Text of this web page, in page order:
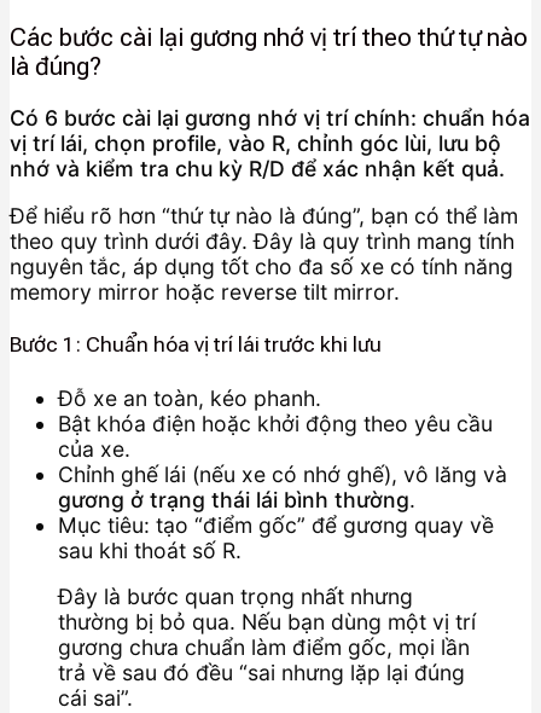
Các bước cài lại gương nhớ vị trí theo thứ tự nào
là đúng?
Có 6 bước cài lại gương nhớ vị trí chính: chuẩn hóa
vị trí lái, chọn profile, vào R, chỉnh góc lùi, lưu bộ
nhớ và kiểm tra chu kỳ R/D để xác nhận kết quả.
Để hiểu rõ hơn “thứ tự nào là đúng”, bạn có thể làm
theo quy trình dưới đây. Đây là quy trình mang tính
nguyên tắc, áp dụng tốt cho đa số xe có tính năng
memory mirror hoặc reverse tilt mirror.
Bước 1: Chuẩn hóa vị trí lái trước khi lưu
Đỗ xe an toàn, kéo phanh.
Bật khóa điện hoặc khởi động theo yêu cầu
của xe.
Chỉnh ghế lái (nếu xe có nhớ ghế), vô lăng và
gương ở trạng thái lái bình thường.
Mục tiêu: tạo “điểm gốc” để gương quay về
sau khi thoát số R.
Đây là bước quan trọng nhất nhưng
thường bị bỏ qua. Nếu bạn dùng một vị trí
gương chưa chuẩn làm điểm gốc, mọi lần
trả về sau đó đều “sai nhưng lặp lại đúng
cái sai”.